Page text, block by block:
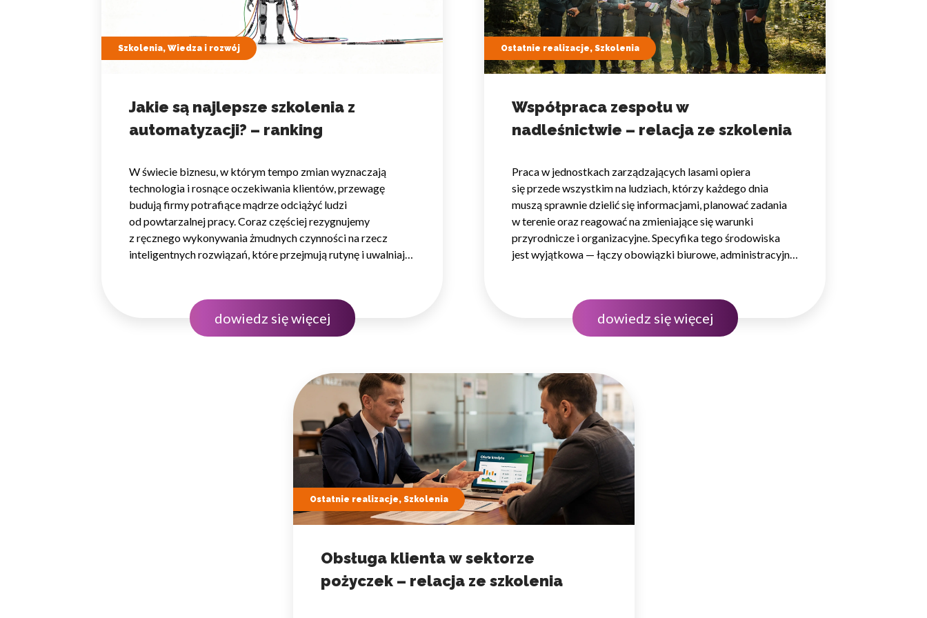
Szkolenia, Wiedza i rozwój
Jakie są najlepsze szkolenia z
automatyzacji? – ranking
W świecie biznesu, w którym tempo zmian wyznaczają
technologia i rosnące oczekiwania klientów, przewagę
budują firmy potrafiące mądrze odciążyć ludzi
od powtarzalnej pracy. Coraz częściej rezygnujemy
z ręcznego wykonywania żmudnych czynności na rzecz
inteligentnych rozwiązań, które przejmują rutynę i uwalniają
strategiczna — wpływa na wydajność zespołów,…
dowiedz się więcej
Ostatnie realizacje, Szkolenia
Współpraca zespołu w
nadleśnictwie – relacja ze szkolenia
Praca w jednostkach zarządzających lasami opiera
się przede wszystkim na ludziach, którzy każdego dnia
muszą sprawnie dzielić się informacjami, planować zadania
w terenie oraz reagować na zmieniające się warunki
przyrodnicze i organizacyjne. Specyfika tego środowiska
jest wyjątkowa — łączy obowiązki biurowe, administracyjne
W takim środowisku to nie pojedyncze kompetencje, lecz
dowiedz się więcej
Ostatnie realizacje, Szkolenia
Obsługa klienta w sektorze
pożyczek – relacja ze szkolenia